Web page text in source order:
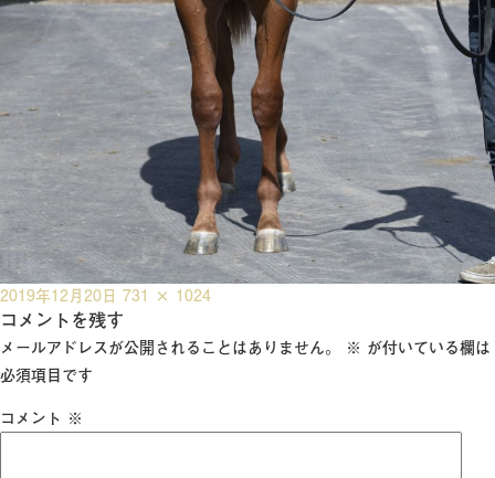
投
稿
日:
2019年12月20日 フ
ル
サ
731 × 1024
コメントを残す
メールアドレスが公開されることはありません。 ※ が付いている欄は
必須項目です
コメント ※